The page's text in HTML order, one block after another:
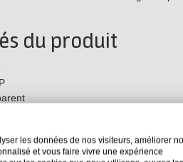
du produit
de mélange
les données de nos visiteurs, améliorer
et vous faire vivre une expérience